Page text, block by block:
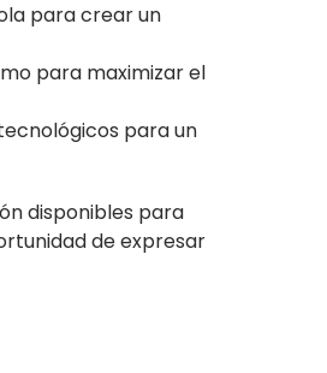
para crear un
para maximizar el
para un
disponibles para
de expresar